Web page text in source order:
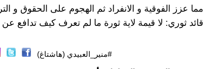
مما عزز الفوقية و الانفراد ثم الهجوم على الحقوق و
قائد ثوري: لا قيمة لاية ثورة ما لم تعرف كيف تدافع
#منير_العبيدي (هاشتاغ)